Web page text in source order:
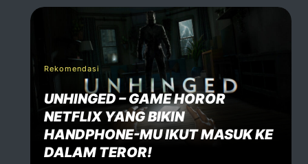
Rekomendasi
UNHINGED – GAME HOROR
NETFLIX YANG BIKIN
HANDPHONE-MU IKUT MASUK KE
DALAM TEROR!